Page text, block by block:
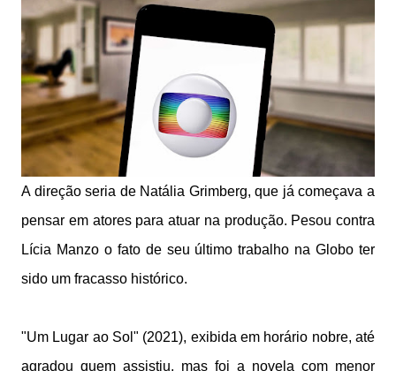
A direção seria de Natália Grimberg, que já começava a
pensar em atores para atuar na produção. Pesou contra
Lícia Manzo o fato de seu último trabalho na Globo ter
sido um fracasso histórico.
"Um Lugar ao Sol" (2021), exibida em horário nobre, até
agradou quem assistiu, mas foi a novela com menor